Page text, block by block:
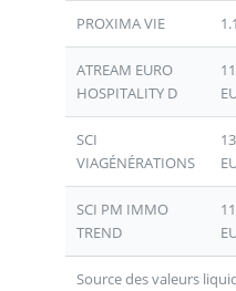
PROXIMA VIE
ATREAM EURO
HOSPITALITY D
SCI
VIAGÉNÉRATIONS
SCI PM IMMO
TREND
Source des valeurs